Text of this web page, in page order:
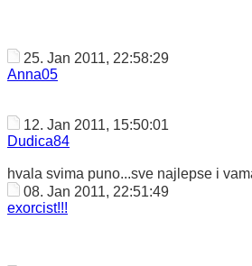
25. Jan 2011, 22:58:29
Anna05
12. Jan 2011, 15:50:01
Dudica84
hvala svima puno...sve najlepse i
08. Jan 2011, 22:51:49
exorcist!!!